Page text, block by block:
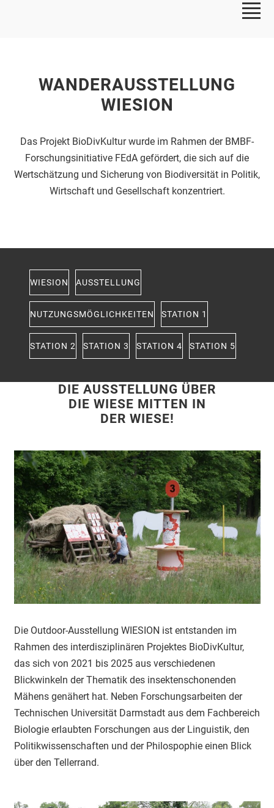
WANDERAUSSTELLUNG
WIESION
Das Projekt BioDivKultur wurde im Rahmen der BMBF-
Forschungsinitiative FEdA gefördert, die sich auf die
Wertschätzung und Sicherung von Biodiversität in Politik,
Wirtschaft und Gesellschaft konzentriert.
WIESION AUSSTELLUNG
NUTZUNGSMÖGLICHKEITEN STATION 1
STATION 2 STATION 3 STATION 4 STATION 5
DIE AUSSTELLUNG ÜBER
DIE WIESE MITTEN IN
DER WIESE!
Die Outdoor-Ausstellung WIESION ist entstanden im
Rahmen des interdisziplinären Projektes BioDivKultur,
das sich von 2021 bis 2025 aus verschiedenen
Blickwinkeln der Thematik des insektenschonenden
Mähens genähert hat. Neben Forschungsarbeiten der
Technischen Universität Darmstadt aus dem Fachbereich
Biologie erlaubten Forschungen aus der Linguistik, den
Politikwissenschaften und der Philospophie einen Blick
über den Tellerrand.